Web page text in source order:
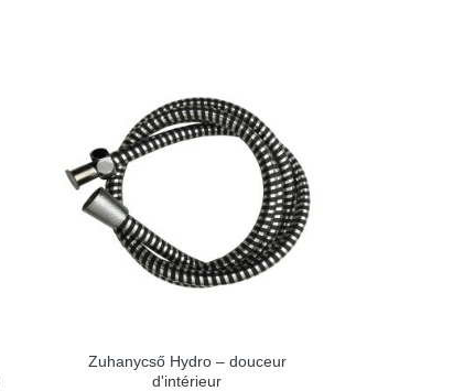
Zuhanycső Hydro – douceur
d'intérieur